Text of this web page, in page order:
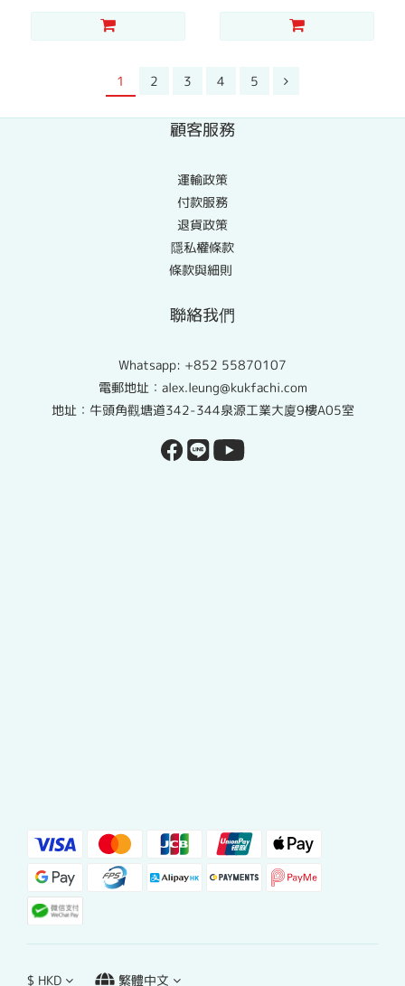
1 2 3 4 5
顧客服務
運輸政策
付款服務
退貨政策
隱私權條款
條款與細則
聯絡我們
Whatsapp: +852 55870107
電郵地址：alex.leung@kukfachi.com
地址：牛頭角觀塘道342-344泉源工業大廈9樓A05室
$ HKD 繁體中文